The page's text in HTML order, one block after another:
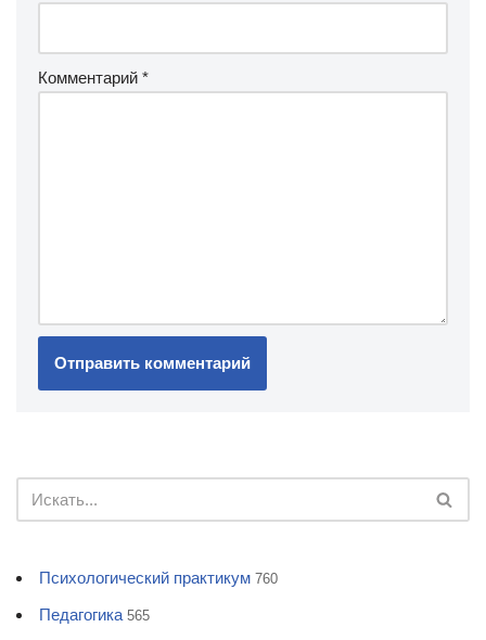
Комментарий *
Психологический практикум 760
Педагогика 565